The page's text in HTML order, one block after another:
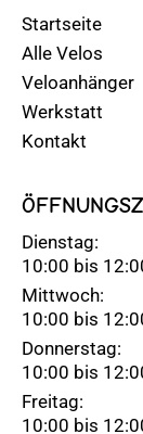
Startseite
Alle Velos
Veloanhänger
Werkstatt
Kontakt
Dienstag:
10:00 bis
Mittwoch:
10:00 bis
Donnerstag:
10:00 bis
Freitag:
10:00 bis